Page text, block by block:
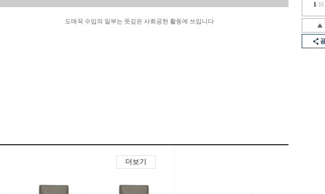
1/10
도매꾹 수입의 일부는 뜻깊은 사회공헌 활동에 쓰입니다
더보기